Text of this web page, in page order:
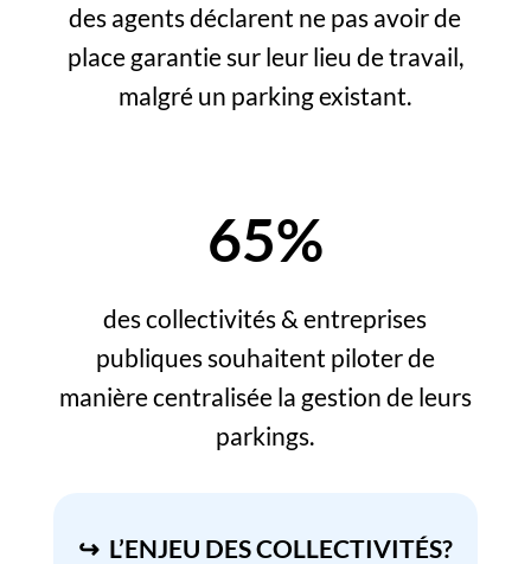
des agents déclarent ne pas avoir de
place garantie sur leur lieu de travail,
malgré un parking existant.
65%
des collectivités & entreprises
publiques souhaitent piloter de
manière centralisée la gestion de leurs
parkings.
↪ L’ENJEU DES COLLECTIVITÉS?